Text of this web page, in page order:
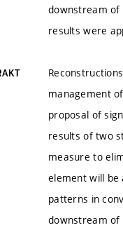
downstream of
results were
management
proposal of
results of two
measure to
element will be
patterns in
downstream of